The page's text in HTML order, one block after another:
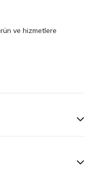
ve hizmetlere